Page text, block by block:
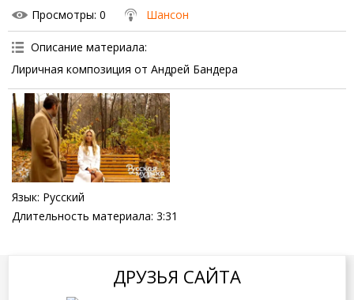
Просмотры: 0 Шансон
Описание материала:
Лиричная композиция от Андрей Бандера
Язык: Русский
Длительность материала: 3:31
ДРУЗЬЯ САЙТА